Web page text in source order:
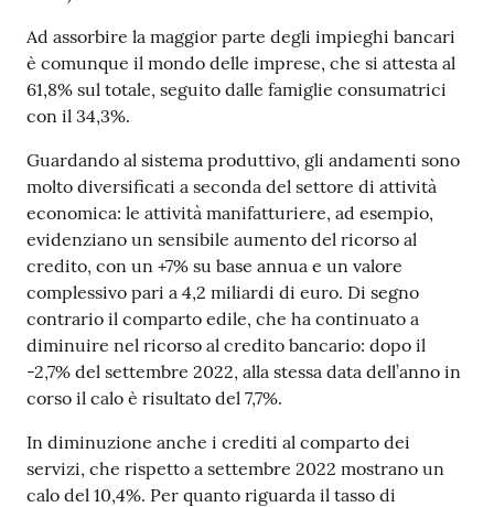
Registrati
Seguici
su
Ad assorbire la maggior parte degli impieghi bancari
è comunque il mondo delle imprese, che si attesta al
61,8% sul totale, seguito dalle famiglie consumatrici
con il 34,3%.
Guardando al sistema produttivo, gli andamenti sono
molto diversificati a seconda del settore di attività
economica: le attività manifatturiere, ad esempio,
evidenziano un sensibile aumento del ricorso al
credito, con un +7% su base annua e un valore
complessivo pari a 4,2 miliardi di euro. Di segno
contrario il comparto edile, che ha continuato a
diminuire nel ricorso al credito bancario: dopo il
-2,7% del settembre 2022, alla stessa data dell’anno in
corso il calo è risultato del 7,7%.
In diminuzione anche i crediti al comparto dei
servizi, che rispetto a settembre 2022 mostrano un
calo del 10,4%. Per quanto riguarda il tasso di